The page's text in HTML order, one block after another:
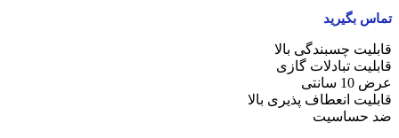
تماس بگیرید
قابلیت چسبندگی بالا
قابلیت تبادلات گازی
عرض 10 سانتی
قابلیت انعطاف پذیری بالا
ضد حساسیت